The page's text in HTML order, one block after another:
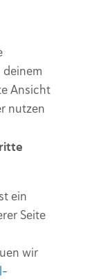
Ansicht
nutzen
ein
Seite
wir